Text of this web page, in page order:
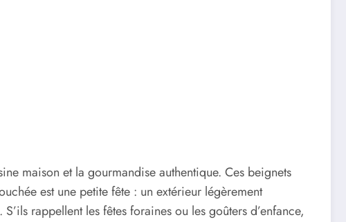
maison et la gourmandise authentique. Ces beignets
est une petite fête : un extérieur légèrement
rappellent les fêtes foraines ou les goûters d’enfance,